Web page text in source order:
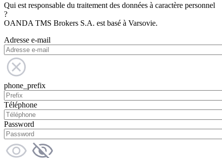
Qui est responsable du traitement des données à caractère personnel
?
OANDA TMS Brokers S.A. est basé à Varsovie.
Adresse e-mail
phone_prefix
Téléphone
Password